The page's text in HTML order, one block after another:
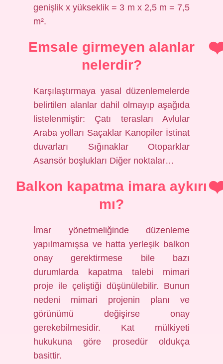
genişlik x yükseklik = 3 m x 2,5 m = 7,5
m².
Emsale girmeyen alanlar
nelerdir?
Karşılaştırmaya yasal düzenlemelerde
belirtilen alanlar dahil olmayıp aşağıda
listelenmiştir: Çatı terasları Avlular
Araba yolları Saçaklar Kanopiler İstinat
duvarları Sığınaklar Otoparklar
Asansör boşlukları Diğer noktalar…
Balkon kapatma imara aykırı
mı?
İmar yönetmeliğinde düzenleme
yapılmamışsa ve hatta yerleşik balkon
onay gerektirmese bile bazı
durumlarda kapatma talebi mimari
proje ile çeliştiği düşünülebilir. Bunun
nedeni mimari projenin planı ve
görünümü değişirse onay
gerekebilmesidir. Kat mülkiyeti
hukukuna göre prosedür oldukça
basittir.